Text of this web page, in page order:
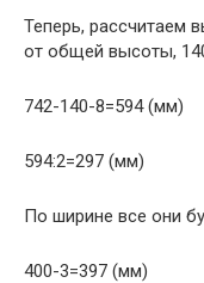
Теперь, рассчитаем
от общей высоты,
742-140-8=594 (мм)
594:2=297 (мм)
По ширине все они
400-3=397 (мм)